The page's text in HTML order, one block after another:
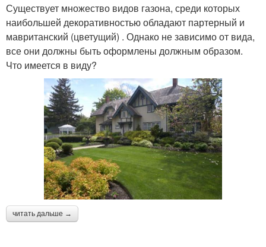
Существует множество видов газона, среди которых
наибольшей декоративностью обладают партерный и
мавританский (цветущий) . Однако не зависимо от вида,
все они должны быть оформлены должным образом.
Что имеется в виду?
читать дальше →